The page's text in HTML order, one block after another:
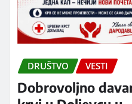
DRUŠTVO VESTI
Dobrovoljno